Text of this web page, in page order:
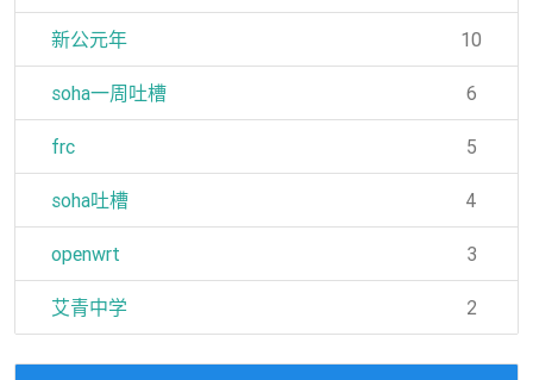
新公元年 10
soha一周吐槽 6
frc 5
soha吐槽 4
openwrt 3
艾青中学 2